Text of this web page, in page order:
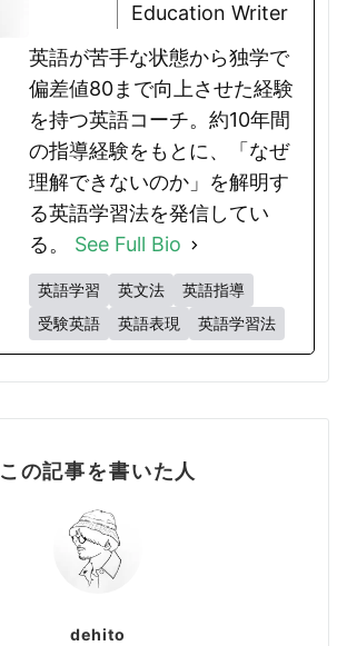
Education Writer
英語が苦手な状態から独学で
偏差値80まで向上させた経験
を持つ英語コーチ。約10年間
の指導経験をもとに、「なぜ
理解できないのか」を解明す
る英語学習法を発信してい
る。 See Full Bio
英語学習 英文法
英語指導
受験英語
英語表現 英語学習法
この記事を書いた人
dehito